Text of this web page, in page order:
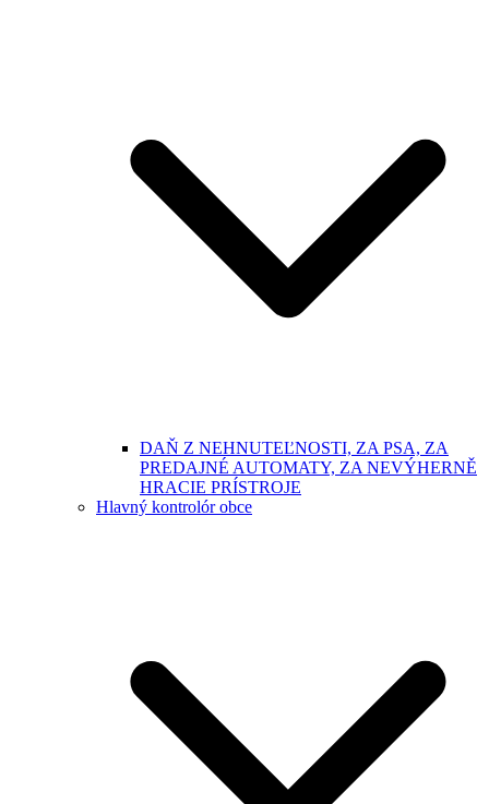
DAŇ Z NEHNUTEĽNOSTI, ZA PSA, ZA
PREDAJNÉ AUTOMATY, ZA NEVÝHERNĚ
HRACIE PRÍSTROJE
Hlavný kontrolór obce